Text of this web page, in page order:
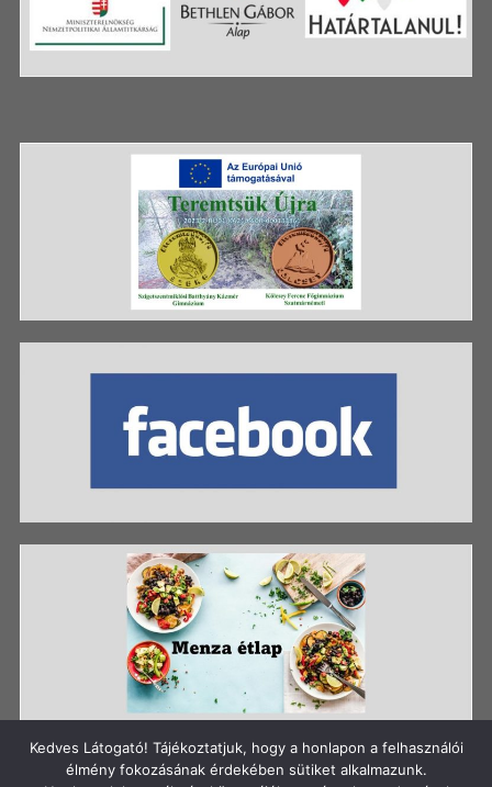
Kedves Látogató! Tájékoztatjuk, hogy a honlapon a felhasználói
élmény fokozásának érdekében sütiket alkalmazunk.